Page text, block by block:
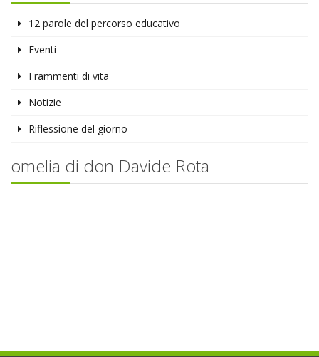
12 parole del percorso educativo
Eventi
Frammenti di vita
Notizie
Riflessione del giorno
omelia di don Davide Rota